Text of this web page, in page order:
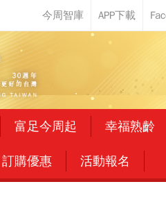
富足今周起 幸福熟齡
訂購優惠 活動報名